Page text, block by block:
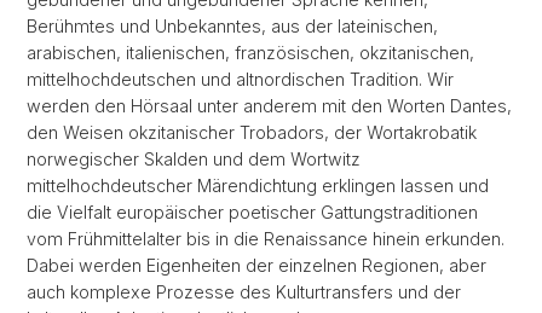
Berühmtes und Unbekanntes, aus der lateinischen,
arabischen, italienischen, französischen, okzitanischen,
mittelhochdeutschen und altnordischen Tradition. Wir
werden den Hörsaal unter anderem mit den Worten Dantes,
den Weisen okzitanischer Trobadors, der Wortakrobatik
norwegischer Skalden und dem Wortwitz
mittelhochdeutscher Märendichtung erklingen lassen und
die Vielfalt europäischer poetischer Gattungstraditionen
vom Frühmittelalter bis in die Renaissance hinein erkunden.
Dabei werden Eigenheiten der einzelnen Regionen, aber
auch komplexe Prozesse des Kulturtransfers und der